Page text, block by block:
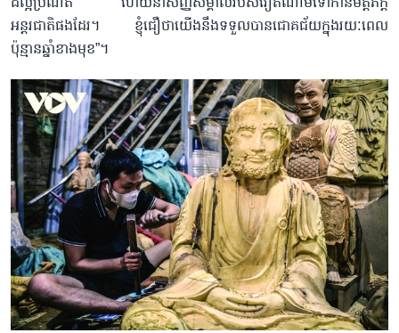
អន្តរជាតិផងដែរ។ ខ្ញុំជឿថាយើងនឹងទទួលបានជោគជ័យក្នុងរយៈពេល
ប៉ុន្មានឆ្នាំខាងមុខ”។